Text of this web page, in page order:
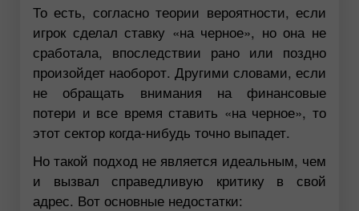
То есть, согласно теории вероятности, если
игрок сделал ставку «на черное», но она не
сработала, впоследствии рано или поздно
произойдет наоборот. Другими словами, если
не обращать внимания на финансовые
потери и все время ставить «на черное», то
этот сектор когда-нибудь точно выпадет.
Но такой подход не является идеальным, чем
и вызвал справедливую критику в свой
адрес. Вот основные недостатки: